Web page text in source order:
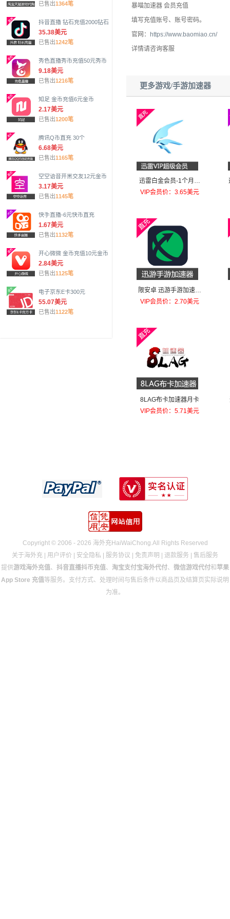
已售出1364笔
抖音直播 钻石充值2000钻石
35.38美元
已售出1242笔
秀色直播秀币充值50元秀币
9.18美元
已售出1216笔
知足 金币充值6元金币
2.17美元
已售出1200笔
腾讯Q币直充 30个
6.68美元
已售出1165笔
空空语音开黑交友12元金币
3.17美元
已售出1145笔
快手直播-6元快币直充
1.67美元
已售出1132笔
开心微微 金币充值10元金币
2.84美元
已售出1125笔
电子京东E卡300元
55.07美元
已售出1122笔
暴喵加速器 会员充值
填写充值账号、账号密码。
官网： https://www.baomiao.cn/
详情请咨询客服
更多游戏/手游加速器
迅雷白金会员-1个月直
充
VIP会员价：3.65美元
限安卓 迅游手游加速器
VIP30天月卡月卡
VIP会员价：2.70美元
8LAG布卡加速器月卡
VIP会员价：5.71美元
Copyright © 2006 - 2026 海外充HaiWaiChong.All Rights Reserved
关于海外充 | 用户评价 | 安全隐私 | 服务协议 | 免责声明 | 退款服务 | 售后服务
提供游戏海外充值、 抖音直播抖币充值、 淘宝支付宝海外代付、 微信游戏代付和 苹果
App Store 充值等服务。支付方式、处理时间与售后条件以商品页及结算页实际说明
为准。